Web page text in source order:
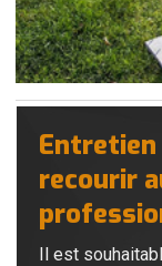
Entretien
recourir
Il est